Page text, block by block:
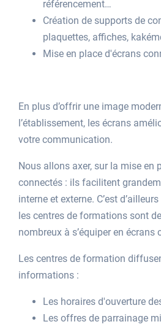
référencement…
Création de supports de
plaquettes, affiches,
Mise en place d'écrans
En plus d’offrir une image
l’établissement, les écrans
votre communication.
Nous allons axer, sur la mise en
connectés : ils facilitent
interne et externe. C’est
les centres de formations sont
nombreux à s’équiper en écrans
Les centres de formation
informations :
Les horaires d'ouverture
Les offres de parrainage